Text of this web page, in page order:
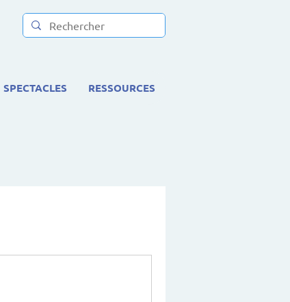
SPECTACLES RESSOURCES